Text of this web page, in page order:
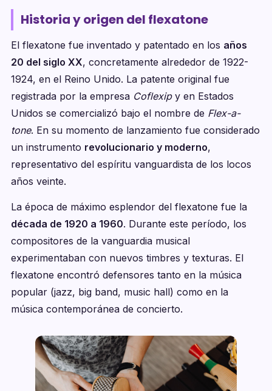
Historia y origen del flexatone
El flexatone fue inventado y patentado en los años
20 del siglo XX, concretamente alrededor de 1922-
1924, en el Reino Unido. La patente original fue
registrada por la empresa Coflexipy en Estados
Unidos se comercializó bajo el nombre de Flex-a-
tone. En su momento de lanzamiento fue considerado
un instrumento revolucionario y moderno,
representativo del espíritu vanguardista de los locos
años veinte.
La época de máximo esplendor del flexatone fue la
década de 1920 a 1960. Durante este período, los
compositores de la vanguardia musical
experimentaban con nuevos timbres y texturas. El
flexatone encontró defensores tanto en la música
popular (jazz, big band, music hall) como en la
música contemporánea de concierto.